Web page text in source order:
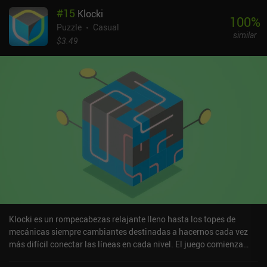
para un juego casual relajado. Y con 200 puzles disponibles en
cada uno de los 6 modos del juego, se tarda un rato en llegar a los
niveles realmente difíciles. Para los que quieran un poco de
monetiza mostrando breves anuncios después de terminar un
puñado de niveles. Debido a su escasa frecuencia, apenas afectan
a la jugabilidad. También hay iAPs para comprar pistas o
desactivar por completo todos los anuncios. Pero no es necesario
gastar dinero para poder disfrutar de este simpático juego de
#15 Klocki
Puzzle
Casual
$3.49
100%
similar
Klocki es un rompecabezas relajante lleno hasta los topes de
mecánicas siempre cambiantes destinadas a hacernos cada vez
más difícil conectar las líneas en cada nivel. El juego comienza